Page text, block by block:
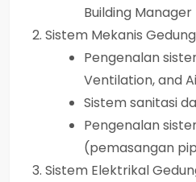
Building Manager
Sistem Mekanis Gedung
Pengenalan
Ventilation, and
Sistem sanitasi
Pengenalan
(pemasangan
Sistem Elektrikal